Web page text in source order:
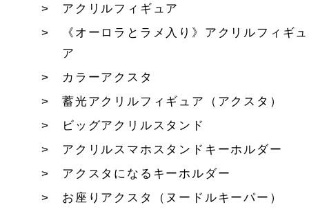
アクリルフィギュア
《オーロラとラメ入り》アクリルフィギュ
ア
カラーアクスタ
蓄光アクリルフィギュア（アクスタ）
ビッグアクリルスタンド
アクリルスマホスタンドキーホルダー
アクスタになるキーホルダー
お座りアクスタ（ヌードルキーパー）